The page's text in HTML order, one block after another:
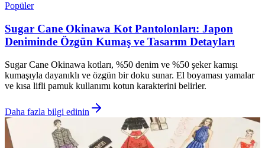
Popüler
Sugar Cane Okinawa Kot Pantolonları: Japon
Deniminde Özgün Kumaş ve Tasarım Detayları
Sugar Cane Okinawa kotları, %50 denim ve %50 şeker kamışı
kumaşıyla dayanıklı ve özgün bir doku sunar. El boyaması yamalar
ve kısa lifli pamuk kullanımı kotun karakterini belirler.
Daha fazla bilgi edinin